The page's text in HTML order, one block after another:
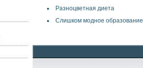
Разноцветная диета
Слишком модное образование